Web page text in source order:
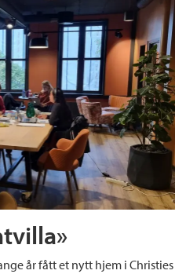
år fått et nytt hjem i Christies